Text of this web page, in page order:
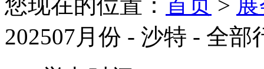
202507月份 - 沙特 - 全